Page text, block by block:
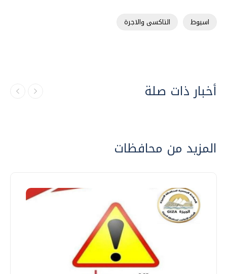
اسيوط التاكسى والاجرة
أخبار ذات صلة
المزيد من محافظات